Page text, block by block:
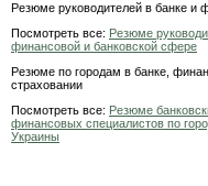
Резюме руководителей в банке и
Посмотреть все: Резюме
финансовой и банковской сфере
Резюме по городам в банке,
страховании
Посмотреть все: Резюме
финансовых специалистов по
Украины